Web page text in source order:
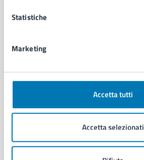
Statistiche
Marketing
Accetta tutti
Accetta selezionati
Comune di Napoli
AMMINISTRAZIONE
Organi di governo
Enti e fondazioni
Personale amministrativo